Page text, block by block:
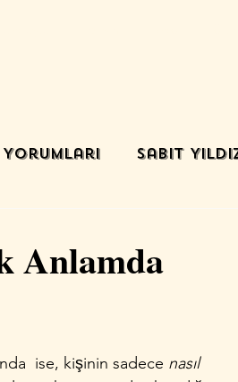
Sabit
Anlamda
ise, kişinin sadece nasıl